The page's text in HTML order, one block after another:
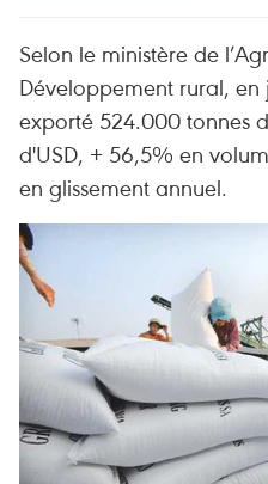
Selon le ministère de
Développement rural,
exporté 524.000 tonnes
d'USD, + 56,5% en
en glissement annuel.